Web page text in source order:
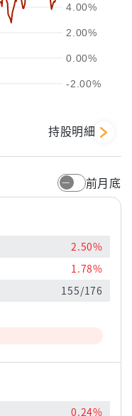
-2.00%
0.00%
2.00%
4.00%
持股明細
前月底
2.50%
1.78%
155/176
0.24%